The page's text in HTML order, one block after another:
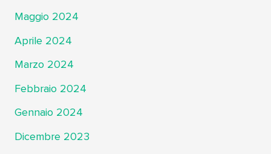
Maggio 2024
Aprile 2024
Marzo 2024
Febbraio 2024
Gennaio 2024
Dicembre 2023